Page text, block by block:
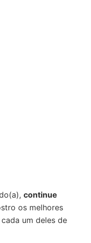
continue
os melhores
um deles de